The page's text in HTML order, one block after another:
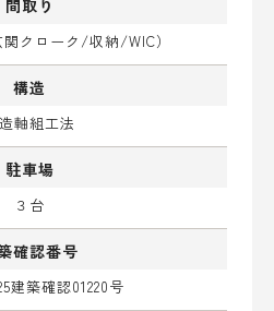
間取り
クローク/収納/WIC）
構造
軸組工法
駐車場
３台
確認番号
建築確認01220号